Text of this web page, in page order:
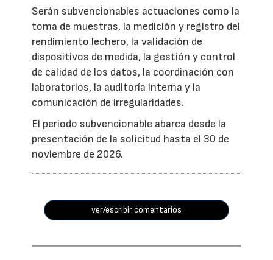
Serán subvencionables actuaciones como la
toma de muestras, la medición y registro del
rendimiento lechero, la validación de
dispositivos de medida, la gestión y control
de calidad de los datos, la coordinación con
laboratorios, la auditoría interna y la
comunicación de irregularidades.
El periodo subvencionable abarca desde la
presentación de la solicitud hasta el 30 de
noviembre de 2026.
ver/escribir comentarios